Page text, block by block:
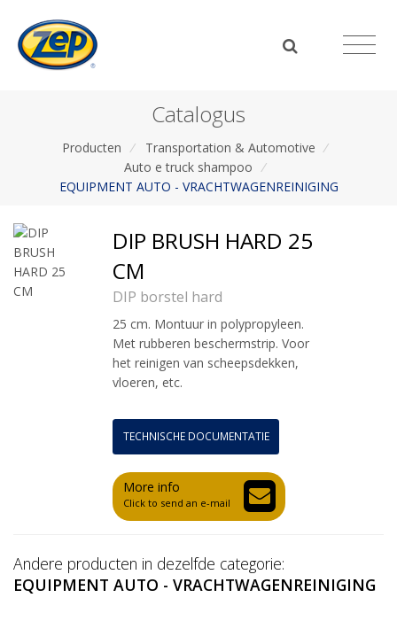
Catalogus
Producten / Transportation & Automotive /
Auto e truck shampoo /
EQUIPMENT AUTO - VRACHTWAGENREINIGING
DIP BRUSH HARD 25
CM
DIP borstel hard
25 cm. Montuur in polypropyleen.
Met rubberen beschermstrip. Voor
het reinigen van scheepsdekken,
vloeren, etc.
TECHNISCHE DOCUMENTATIE
More info
Click to send an e-mail
Andere producten in dezelfde categorie:
EQUIPMENT AUTO - VRACHTWAGENREINIGING